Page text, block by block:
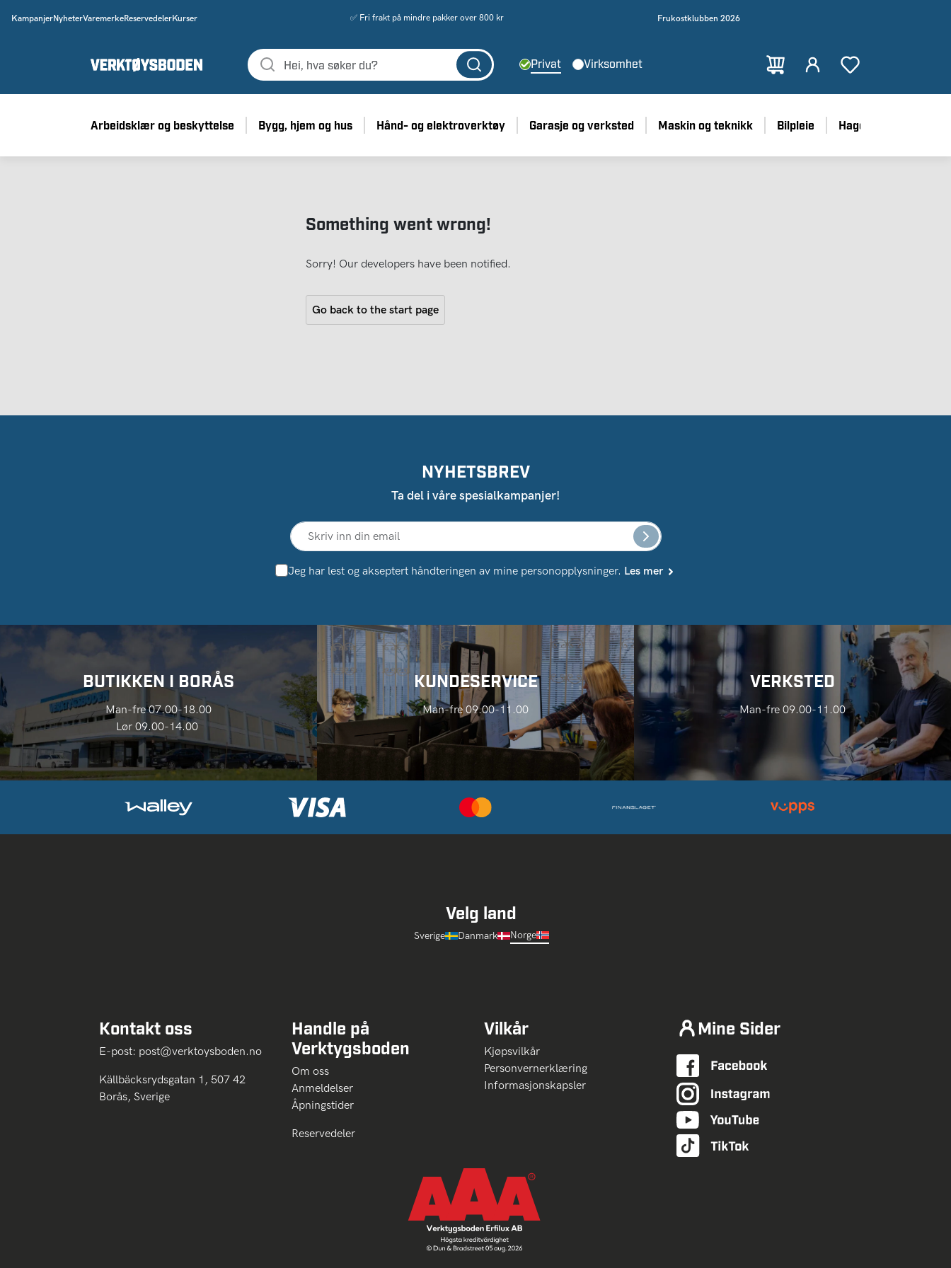
KampanjerNyheterVaremerkeReservedelerKurser ✅ Fri frakt på mindre pakker over 800 kr Frukostklubben 2026
Privat Virksomhet
Arbeidsklær og beskyttelse Bygg, hjem og hus Hånd- og elektroverktøy Garasje og verksted Maskin og teknikk Bilpleie Hage
Something went wrong!
Sorry! Our developers have been notified.
Go back to the start page
NYHETSBREV
Ta del i våre spesialkampanjer!
Jeg har lest og akseptert håndteringen av mine personopplysninger. Les mer
BUTIKKEN I BORÅS
Man-fre 07.00-18.00
Lør 09.00-14.00
KUNDESERVICE
Man-fre 09.00-11.00
VERKSTED
Man-fre 09.00-11.00
Velg land
Sverige Danmark Norge
Kontakt oss
E-post: post@verktoysboden.no
Källbäcksrydsgatan 1, 507 42
Borås, Sverige
Handle på
Verktygsboden
Om oss
Anmeldelser
Åpningstider
Reservedeler
Vilkår
Kjøpsvilkår
Personvernerklæring
Informasjonskapsler
Mine Sider